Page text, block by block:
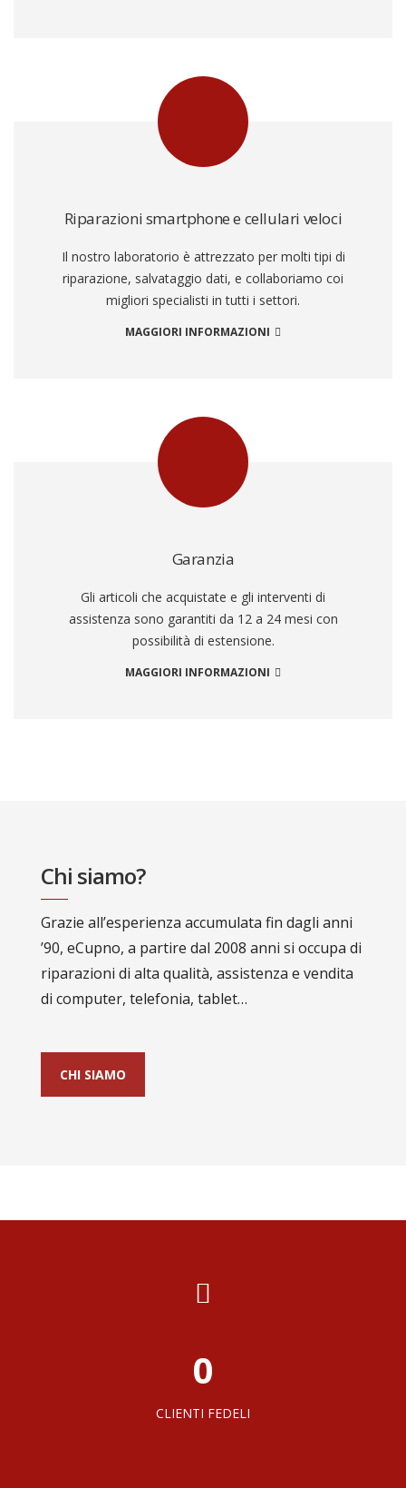
Riparazioni smartphone e cellulari veloci
Il nostro laboratorio è attrezzato per molti tipi di
riparazione, salvataggio dati, e collaboriamo coi
migliori specialisti in tutti i settori.
MAGGIORI INFORMAZIONI
Garanzia
Gli articoli che acquistate e gli interventi di
assistenza sono garantiti da 12 a 24 mesi con
possibilità di estensione.
MAGGIORI INFORMAZIONI
Chi siamo?
Grazie all’esperienza accumulata fin dagli anni
’90, eCupno, a partire dal 2008 anni si occupa di
riparazioni di alta qualità, assistenza e vendita
di computer, telefonia, tablet…
CHI SIAMO
0
CLIENTI FEDELI